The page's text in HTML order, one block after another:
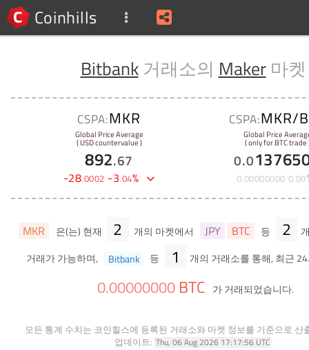
Coinhills
Bitbank거래소의 Maker마켓
CSPA:MKR
Global Price Average
( USD countervalue )
892.67
-28.0002 -3.04%
CSPA:MKR/
Global Price
( only for BTC trade
0.0
0.00000000 0.00
MKR 은(는) 현재 2 개의 마켓에서 JPY BTC 등 2
거래가 가능하며,
Bitbank 등 1 개의 거래소를 통해, 최근
0.00000000 BTC 가 거래되었습니다.
모든 통계 수치는 코인힐스에 등록된 거래소와 마켓 정보를 기준으로 산
업데이트: Thu, 06 Aug 2026 17:17:56 UTC